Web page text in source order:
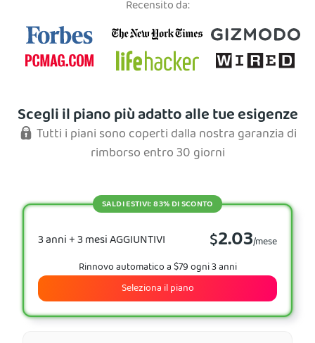
Recensito da:
Scegli il piano più adatto alle tue esigenze
Tutti i piani sono coperti dalla nostra garanzia di
rimborso entro 30 giorni
3 anni + 3 mesi AGGIUNTIVI $2.03/mese
SALDI ESTIVI: 83% DI SCONTO
Rinnovo automatico a $79 ogni 3 anni
Seleziona il piano